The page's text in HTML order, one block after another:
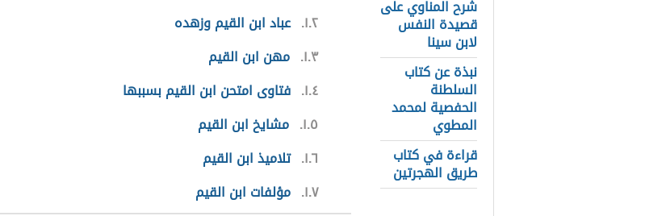
شرح المناوي على
قصيدة النفس
لابن سينا
نبذة عن كتاب
السلطنة
الحفصية لمحمد
المطوي
قراءة في كتاب
طريق الهجرتين
١.٢ عباد ابن القيم وزهده
١.٣ مهن ابن القيم
١.٤ فتاوى امتحن ابن القيم بسببها
١.٥ مشايخ ابن القيم
١.٦ تلاميذ ابن القيم
١.٧ مؤلفات ابن القيم